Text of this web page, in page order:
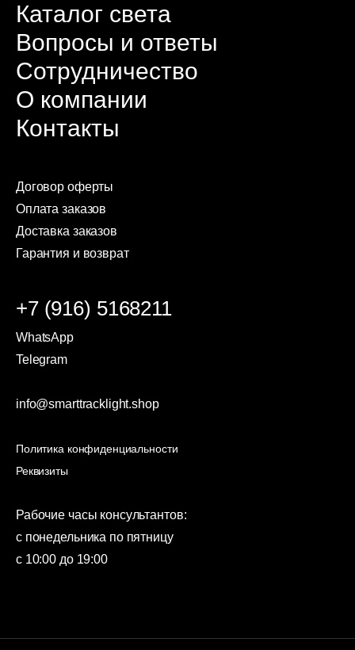
Каталог света
Вопросы и ответы
Сотрудничество
О компании
Контакты
Договор оферты
Оплата заказов
Доставка заказов
Гарантия и возврат
+7 (916) 5168211
WhatsApp
Telegram
info@smarttracklight.shop
Политика конфиденциальности
Реквизиты
Рабочие часы консультантов:
с понедельника по пятницу
с 10:00 до 19:00